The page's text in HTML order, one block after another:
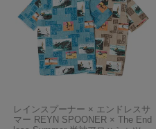
レインスプーナー × エンドレスサ
マー REYN SPOONER × The End